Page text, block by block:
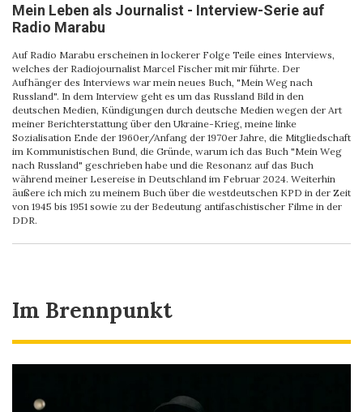
Mein Leben als Journalist - Interview-Serie auf
Radio Marabu
Auf Radio Marabu erscheinen in lockerer Folge Teile eines Interviews,
welches der Radiojournalist Marcel Fischer mit mir führte. Der
Aufhänger des Interviews war mein neues Buch, "Mein Weg nach
Russland". In dem Interview geht es um das Russland Bild in den
deutschen Medien, Kündigungen durch deutsche Medien wegen der Art
meiner Berichterstattung über den Ukraine-Krieg, meine linke
Sozialisation Ende der 1960er/Anfang der 1970er Jahre, die Mitgliedschaft
im Kommunistischen Bund, die Gründe, warum ich das Buch "Mein Weg
nach Russland" geschrieben habe und die Resonanz auf das Buch
während meiner Lesereise in Deutschland im Februar 2024. Weiterhin
äußere ich mich zu meinem Buch über die westdeutschen KPD in der Zeit
von 1945 bis 1951 sowie zu der Bedeutung antifaschistischer Filme in der
DDR.
Im Brennpunkt